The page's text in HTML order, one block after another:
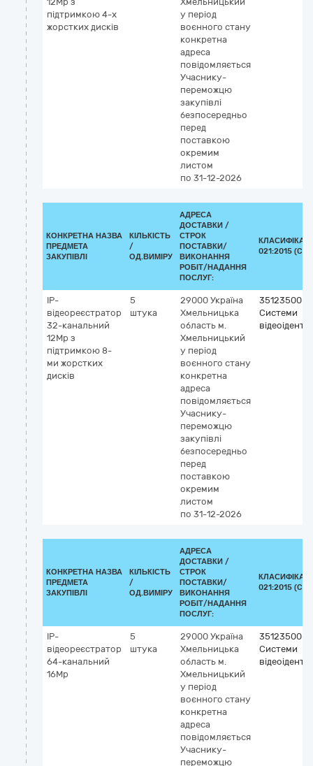
підтримкою 4-х
жорстких дисків
у період
воєнного стану
конкретна
адреса
повідомляється
Учаснику-
переможцю
закупівлі
безпосередньо
перед
поставкою
окремим
листом
по 31-12-2026
КОНКРЕТНА НАЗВА
ПРЕДМЕТА
ЗАКУПІВЛІ
КІЛЬКІСТЬ
/
ОД.ВИМІРУ
АДРЕСА
ДОСТАВКИ /
СТРОК
ПОСТАВКИ/
ВИКОНАННЯ
РОБІТ/НАДАННЯ
ПОСЛУГ:
021:2015
IP-
відеореєстратор
32-канальний
12Mp з
підтримкою 8-
ми жорстких
дисків
5
штука
29000 Україна
Хмельницька
область м.
Хмельницький
у період
воєнного стану
конкретна
адреса
повідомляється
Учаснику-
переможцю
закупівлі
безпосередньо
перед
поставкою
окремим
листом
по 31-12-2026
35123500-7
Системи
КОНКРЕТНА НАЗВА
ПРЕДМЕТА
ЗАКУПІВЛІ
КІЛЬКІСТЬ
/
ОД.ВИМІРУ
АДРЕСА
ДОСТАВКИ /
СТРОК
ПОСТАВКИ/
ВИКОНАННЯ
РОБІТ/НАДАННЯ
ПОСЛУГ:
021:2015
IP-
відеореєстратор
64-канальний
16Mp
5
штука
29000 Україна
Хмельницька
область м.
Хмельницький
у період
воєнного стану
конкретна
адреса
повідомляється
Учаснику-
переможцю
35123500-7
Системи